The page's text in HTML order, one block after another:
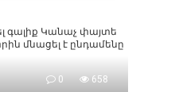
գալիք Կանաչ փայտե
մնացել է ընդամենը
0 658